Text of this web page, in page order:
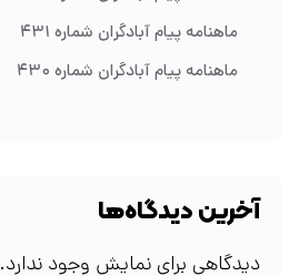
ماهنامه پیام آبادگران شماره ۴۳۱
ماهنامه پیام آبادگران شماره ۴۳۰
آخرین دیدگاه‌ها
دیدگاهی برای نمایش وجود ندارد.